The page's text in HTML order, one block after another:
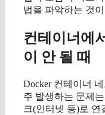
법을 파악하는 것
컨테이너에
이 안 될 때
Docker 컨테이너
주 발생하는 문제
크(인터넷 등)로 연